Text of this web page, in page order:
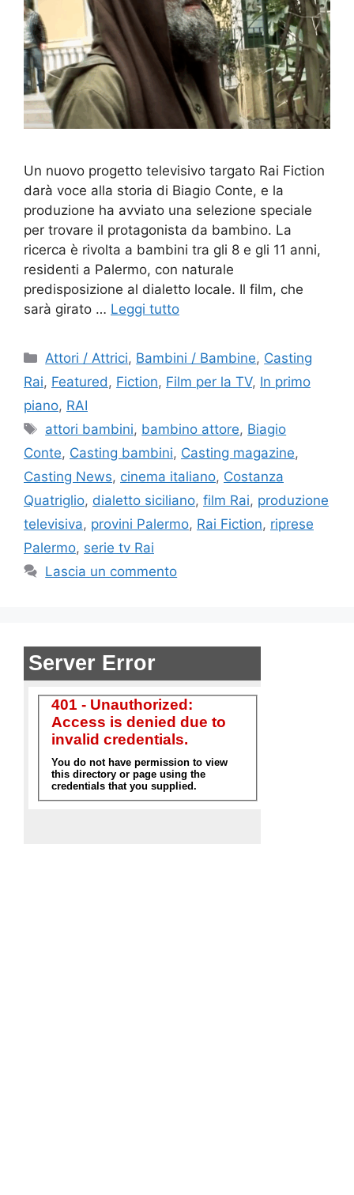
Un nuovo progetto televisivo targato Rai Fiction
darà voce alla storia di Biagio Conte, e la
produzione ha avviato una selezione speciale
per trovare il protagonista da bambino. La
ricerca è rivolta a bambini tra gli 8 e gli 11 anni,
residenti a Palermo, con naturale
predisposizione al dialetto locale. Il film, che
sarà girato … Leggi tutto
Categorie
Attori / Attrici, Bambini / Bambine, Casting
Rai, Featured, Fiction, Film per la TV, In primo
piano, RAI
Tag
attori bambini, bambino attore, Biagio
Conte, Casting bambini, Casting magazine,
Casting News, cinema italiano, Costanza
Quatriglio, dialetto siciliano, film Rai, produzione
televisiva, provini Palermo, Rai Fiction, riprese
Palermo, serie tv Rai
Lascia un commento